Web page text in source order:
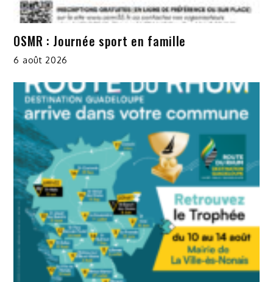
OSMR : Journée sport en famille
6 août 2026